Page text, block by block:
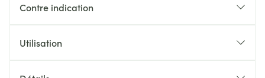
Contre indication
Utilisation